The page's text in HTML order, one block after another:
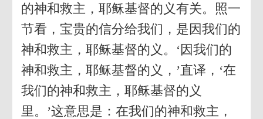
的神和救主，耶稣基督的义有关。照一
节看，宝贵的信分给我们，是因我们的
神和救主，耶稣基督的义。‘因我们的
神和救主，耶稣基督的义，’直译，‘在
我们的神和救主，耶稣基督的义
里。’这意思是：在我们的神和救主，